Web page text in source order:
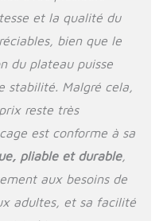
recommandons
d'acheter le modèle
de taille supérieure.
[Facile à
assembler, facile à
outil n'est
nécessaire, il suffit
de fixer les
verrous.La cage est
pliable.Grâce aux 2
poignées sur le
dessus, elle est
et la qualité du
bien que le
du plateau puisse
stabilité. Malgré cela,
reste très
est conforme à sa
pliable et durable,
aux besoins de
adultes, et sa facilité